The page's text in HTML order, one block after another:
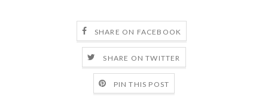
SHARE ON FACEBOOK
SHARE ON TWITTER
PIN THIS POST